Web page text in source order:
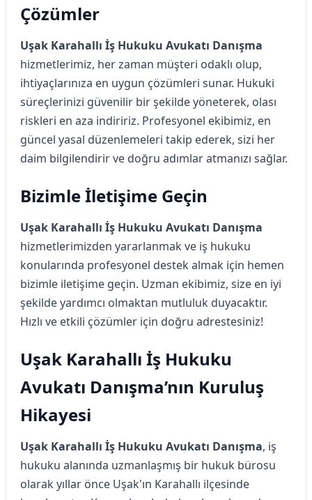
Çözümler
Uşak Karahallı İş Hukuku Avukatı Danışma
hizmetlerimiz, her zaman müşteri odaklı olup,
ihtiyaçlarınıza en uygun çözümleri sunar. Hukuki
süreçlerinizi güvenilir bir şekilde yöneterek, olası
riskleri en aza indiririz. Profesyonel ekibimiz, en
güncel yasal düzenlemeleri takip ederek, sizi her
daim bilgilendirir ve doğru adımlar atmanızı sağlar.
Bizimle İletişime Geçin
Uşak Karahallı İş Hukuku Avukatı Danışma
hizmetlerimizden yararlanmak ve iş hukuku
konularında profesyonel destek almak için hemen
bizimle iletişime geçin. Uzman ekibimiz, size en iyi
şekilde yardımcı olmaktan mutluluk duyacaktır.
Hızlı ve etkili çözümler için doğru adrestesiniz!
Uşak Karahallı İş Hukuku
Avukatı Danışma’nın Kuruluş
Hikayesi
Uşak Karahallı İş Hukuku Avukatı Danışma, iş
hukuku alanında uzmanlaşmış bir hukuk bürosu
olarak yıllar önce Uşak'ın Karahallı ilçesinde